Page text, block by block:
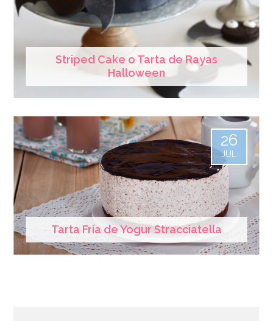
Striped Cake o Tarta de Rayas
Halloween
Tarta Fría de Yogur Stracciatella
26
JUL